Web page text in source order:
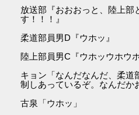
放送部『おおおっと、陸上部
す！！！』
柔道部員男D『ウホッ』
陸上部員男C『ウホッウホウホ
キョン「なんだなんだ、柔道
制しあっているぞ。なんだか
古泉「ウホッ」